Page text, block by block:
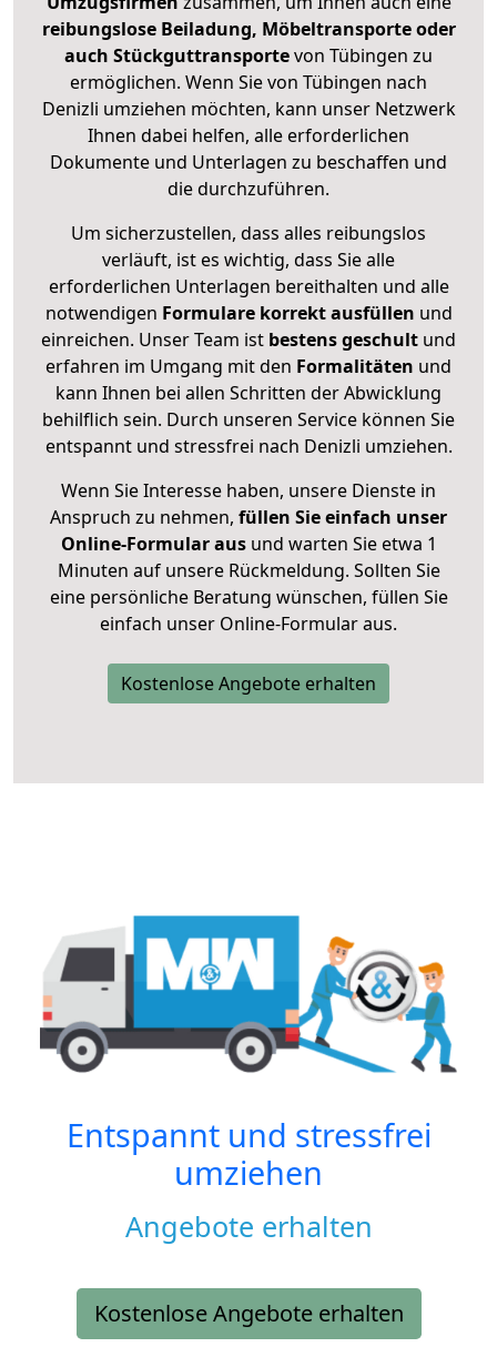
reibungslose Beiladung, Möbeltransporte oder
auch Stückguttransportevon Tübingen zu
ermöglichen. Wenn Sie von Tübingen nach
Denizli umziehen möchten, kann unser Netzwerk
Ihnen dabei helfen, alle erforderlichen
Dokumente und Unterlagen zu beschaffen und
die durchzuführen.
Um sicherzustellen, dass alles reibungslos
verläuft, ist es wichtig, dass Sie alle
erforderlichen Unterlagen bereithalten und alle
notwendigen Formulare korrekt ausfüllen und
einreichen. Unser Team ist bestens geschult und
erfahren im Umgang mit den Formalitäten und
kann Ihnen bei allen Schritten der Abwicklung
behilflich sein. Durch unseren Service können Sie
entspannt und stressfrei nach Denizli umziehen.
Wenn Sie Interesse haben, unsere Dienste in
Anspruch zu nehmen, füllen Sie einfach unser
Online-Formular ausund warten Sie etwa 1
Minuten auf unsere Rückmeldung. Sollten Sie
eine persönliche Beratung wünschen, füllen Sie
einfach unser Online-Formular aus.
Kostenlose Angebote erhalten
Entspannt und stressfrei
umziehen
Angebote erhalten
Kostenlose Angebote erhalten